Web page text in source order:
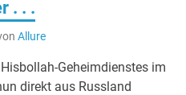
. . .
Allure
Geheimdienstes im
direkt aus Russland